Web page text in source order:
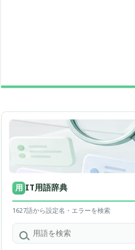
用 IT用語辞典
1627語から設定名・エラーを検索